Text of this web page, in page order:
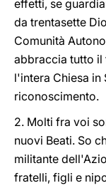
effetti, se
da trentasette
Comunità
abbraccia tutto il
l'intera Chiesa in
riconoscimento.
2. Molti fra voi
nuovi Beati. So
militante
fratelli, figli e